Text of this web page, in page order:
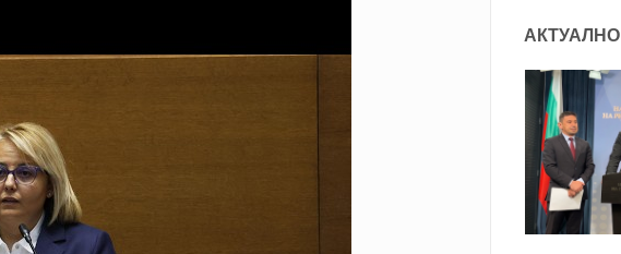
АКТУАЛНО